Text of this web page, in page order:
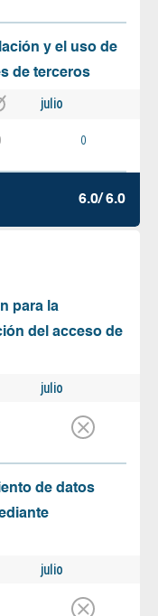
y el uso de
de terceros
julio
0
6.0/ 6.0
para la
del acceso de
julio
de datos
julio